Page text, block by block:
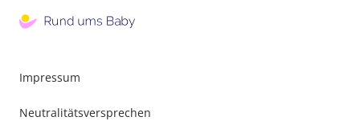
Impressum
Neutralitätsversprechen